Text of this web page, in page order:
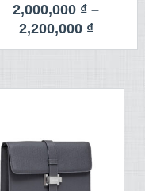
2,000,000 ₫ –
2,200,000 ₫